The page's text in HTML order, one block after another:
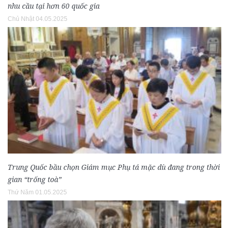
nhu cầu tại hơn 60 quốc gia
Chủ Nhật 04.05.2025
Trung Quốc bầu chọn Giám mục Phụ tá mặc dù đang trong thời
gian “trống toà”
Thứ Năm 01.05.2025